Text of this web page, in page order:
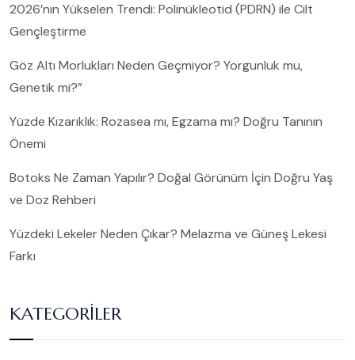
2026’nın Yükselen Trendi: Polinükleotid (PDRN) ile Cilt
Gençleştirme
Göz Altı Morlukları Neden Geçmiyor? Yorgunluk mu,
Genetik mi?”
Yüzde Kızarıklık: Rozasea mı, Egzama mı? Doğru Tanının
Önemi
Botoks Ne Zaman Yapılır? Doğal Görünüm İçin Doğru Yaş
ve Doz Rehberi
Yüzdeki Lekeler Neden Çıkar? Melazma ve Güneş Lekesi
Farkı
KATEGORILER